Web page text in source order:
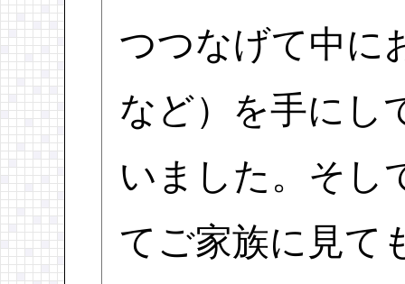
つつなげて中に
など）を手にし
いました。そし
てご家族に見て